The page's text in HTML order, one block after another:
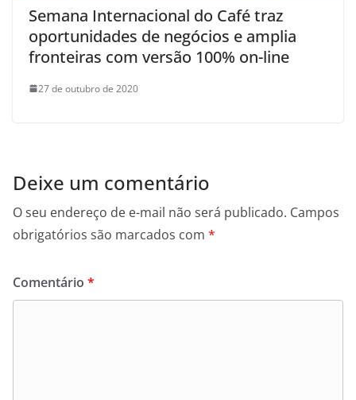
Semana Internacional do Café traz
oportunidades de negócios e amplia
fronteiras com versão 100% on-line
27 de outubro de 2020
Deixe um comentário
O seu endereço de e-mail não será publicado. Campos
obrigatórios são marcados com *
Comentário *